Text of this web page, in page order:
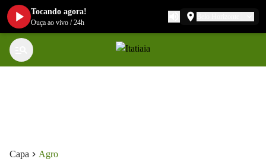
Capa Agro
Tocando agora!
Ouça ao vivo /24h